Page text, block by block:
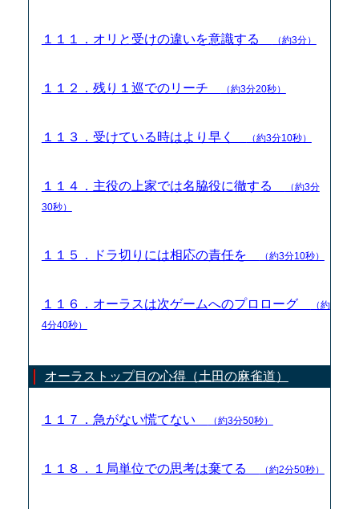
１１１．オリと受けの違いを意識する （約3分）
１１２．残り１巡でのリーチ （約3分20秒）
１１３．受けている時はより早く （約3分10秒）
１１４．主役の上家では名脇役に徹する
（約3分
30秒）
１１５．ドラ切りには相応の責任を （約3分10秒）
１１６．オーラスは次ゲームへのプロローグ
（約
4分40秒）
オーラストップ目の心得（土田の麻雀道）
１１７．急がない慌てない （約3分50秒）
１１８．１局単位での思考は棄てる （約2分50秒）